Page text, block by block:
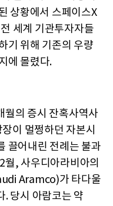
상황에서 스페이스X
세계 기관투자자들
기 위해 기존의 우량
에 몰렸다.
월의 증시 잔혹사역사
이 멀쩡하던 자본시
끌어내린 전례는 불과
, 사우디아라비아의
Aramco)가 타다울
. 당시 아람코는 약